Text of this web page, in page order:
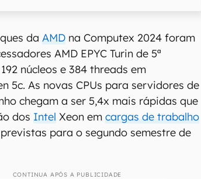
daAMD na Computex 2024 foram
AMD EPYC Turin de 5⁠ª
núcleos e 384 threads em
5c. As novas CPUs para servidores de
chegam a ser 5,4x mais rápidas que
dos Intel Xeon emcargas de trabalho
para o segundo semestre de
CONTINUA APÓS A PUBLICIDADE